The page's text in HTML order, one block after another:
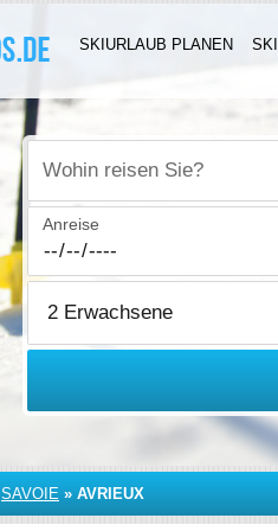
SKIURLAUB PLANEN
Wohin reisen Sie?
Anreise
SAVOIE » AVRIEUX